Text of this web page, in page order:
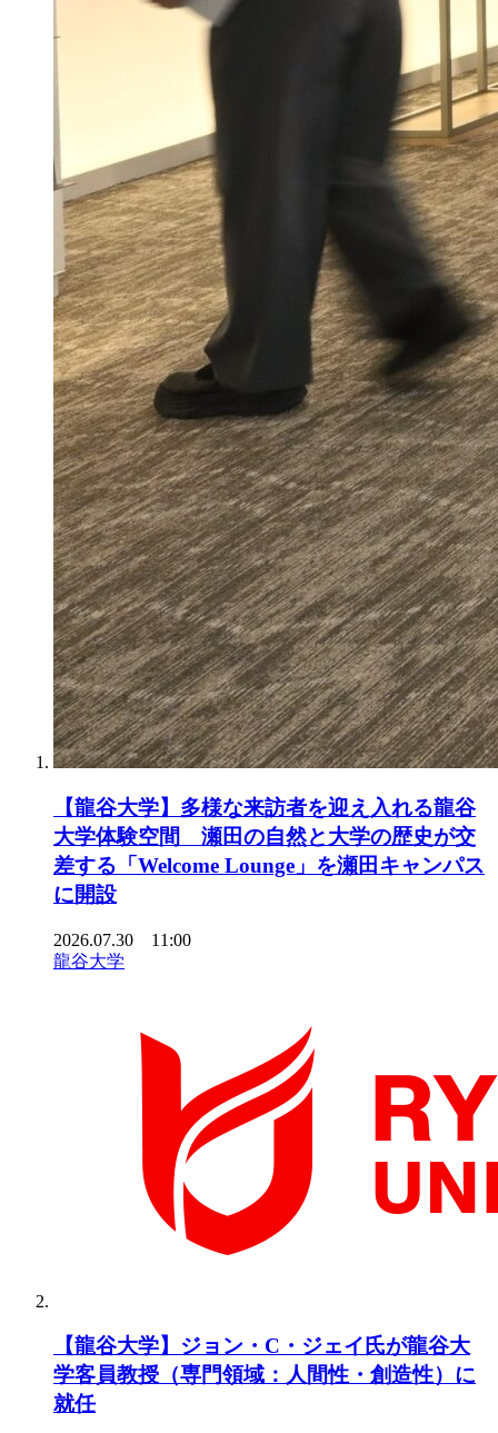
【龍谷大学】多様な来訪者を迎え入れる龍谷
大学体験空間 瀬田の自然と大学の歴史が交
差する「Welcome Lounge」を瀬田キャンパス
に開設
2026.07.30 11:00
龍谷大学
【龍谷大学】ジョン・C・ジェイ氏が龍谷大
学客員教授（専門領域：人間性・創造性）に
就任